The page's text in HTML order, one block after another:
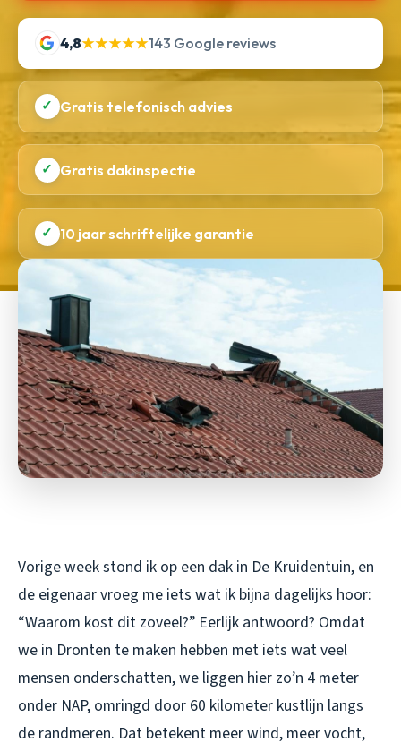
4,8★★★★★143 Google reviews
✓ Gratis telefonisch advies
✓ Gratis dakinspectie
✓ 10 jaar schriftelijke garantie
Vorige week stond ik op een dak in De Kruidentuin, en
de eigenaar vroeg me iets wat ik bijna dagelijks hoor:
“Waarom kost dit zoveel?” Eerlijk antwoord? Omdat
we in Dronten te maken hebben met iets wat veel
mensen onderschatten, we liggen hier zo’n 4 meter
onder NAP, omringd door 60 kilometer kustlijn langs
de randmeren. Dat betekent meer wind, meer vocht,